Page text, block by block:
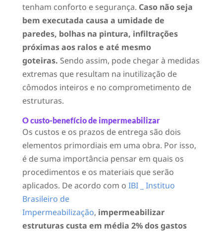
tenham conforto e segurança. Caso não seja
bem executada causa a umidade de
paredes, bolhas na pintura, infiltrações
próximas aos ralos e até mesmo
goteiras. Sendo assim, pode chegar à medidas
extremas que resultam na inutilização de
cômodos inteiros e no comprometimento de
estruturas.
O custo-benefício de impermeabilizar
Os custos e os prazos de entrega são dois
elementos primordiais em uma obra. Por isso,
é de suma importância pensar em quais os
procedimentos e os materiais que serão
aplicados. De acordo com o IBI _ Instituo
Brasileiro de
Impermeabilização, impermeabilizar
estruturas custa em média 2% dos gastos